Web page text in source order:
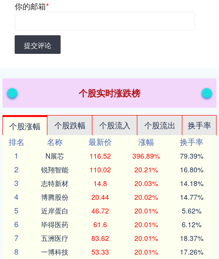
你的邮箱*
提交评论
个股实时涨跌榜
个股涨幅 个股跌幅 个股流入 个股流出
换手率
排名
名称 最新价 涨幅
换手率
1
N展芯 116.52 396.89% 79.39%
2 锐翔智能 110.02 20.21% 16.80%
3 志特新材 14.8 20.03% 14.18%
4 博腾股份 20.44 20.02% 14.77%
5 近岸蛋白 46.72 20.01% 5.62%
6 毕得医药 61.6 20.01% 6.12%
7 五洲医疗 83.62 20.01% 18.37%
8 一博科技 53.33 20.01% 17.26%